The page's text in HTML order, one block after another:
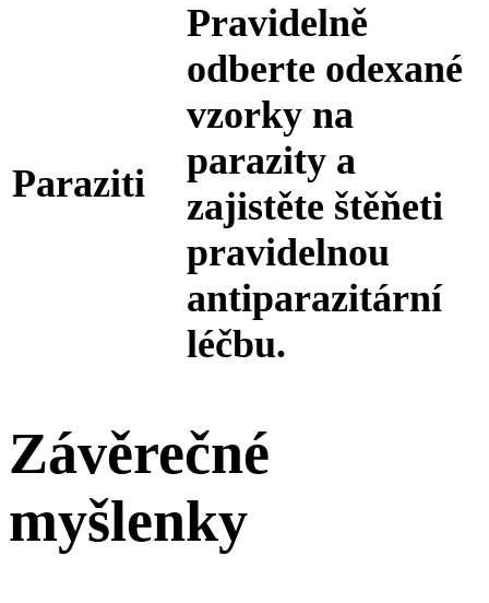
Paraziti
Pravidelně
odberte odexané
vzorky na
parazity a
zajistěte štěňeti
pravidelnou
antiparazitární
léčbu.
Závěrečné
myšlenky